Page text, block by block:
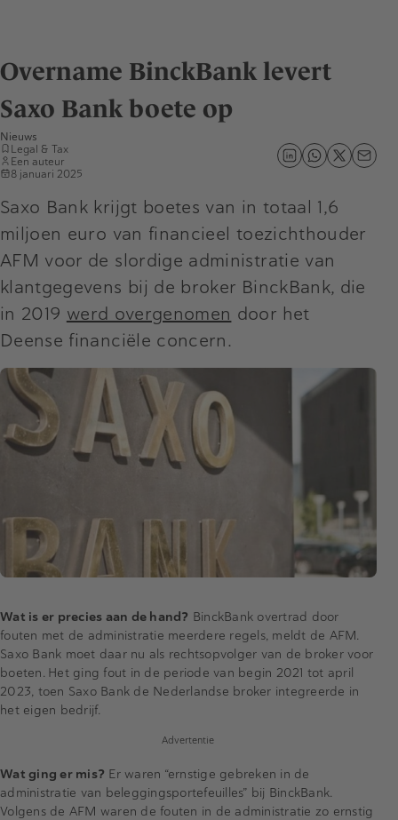
Overname BinckBank levert
Saxo Bank boete op
Nieuws
Legal & Tax
Een auteur
8 januari 2025
Saxo Bank krijgt boetes van in totaal 1,6
miljoen euro van financieel toezichthouder
AFM voor de slordige administratie van
klantgegevens bij de broker BinckBank, die
in 2019 werd overgenomen door het
Deense financiële concern.
Wat is er precies aan de hand? BinckBank overtrad door
fouten met de administratie meerdere regels, meldt de AFM.
Saxo Bank moet daar nu als rechtsopvolger van de broker voor
boeten. Het ging fout in de periode van begin 2021 tot april
2023, toen Saxo Bank de Nederlandse broker integreerde in
het eigen bedrijf.
Advertentie
Wat ging er mis? Er waren “ernstige gebreken in de
administratie van beleggingsportefeuilles” bij BinckBank.
Volgens de AFM waren de fouten in de administratie zo ernstig